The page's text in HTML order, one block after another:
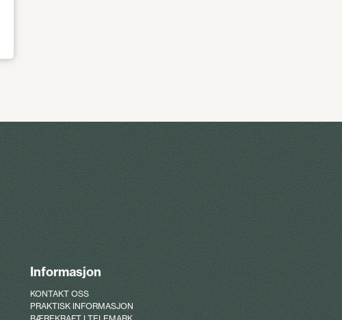
Informasjon
KONTAKT OSS
PRAKTISK INFORMASJON